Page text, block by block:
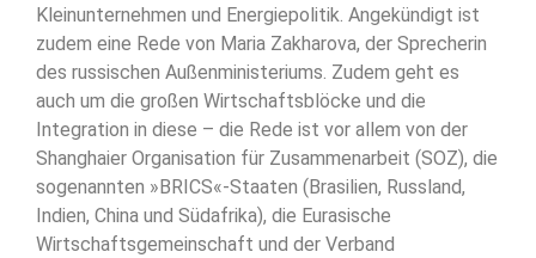
Kleinunternehmen und Energiepolitik. Angekündigt ist
zudem eine Rede von Maria Zakharova, der Sprecherin
des russischen Außenministeriums. Zudem geht es
auch um die großen Wirtschaftsblöcke und die
Integration in diese – die Rede ist vor allem von der
Shanghaier Organisation für Zusammenarbeit (SOZ), die
sogenannten »BRICS«-Staaten (Brasilien, Russland,
Indien, China und Südafrika), die Eurasische
Wirtschaftsgemeinschaft und der Verband